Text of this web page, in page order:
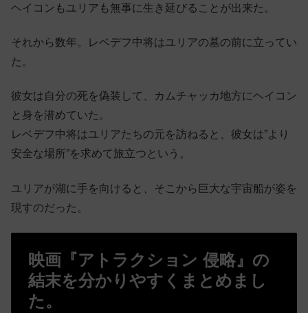
ヘイコンもユリアも無事に生き延びることが出来た。
それから数年。レベデフ中将はユリアの墓の前に立ってい
た。
彼女は自分の死を偽装して、カムチャッカ地方にヘイコン
と身を潜めていた。
レベデフ中将はユリアたちの元を訪ねると、彼女は”より
安全な場所”を求めて旅立つという。
ユリアが湖に手を向けると、そこから巨大な宇宙船が姿を
現すのだった。
映画『アトラクション 侵略』の
結末を分かりやすくまとめまし
た。